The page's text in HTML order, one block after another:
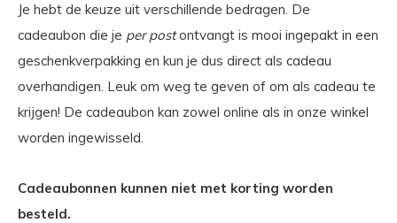
Je hebt de keuze uit verschillende bedragen. De
cadeaubon die je per postontvangt is mooi ingepakt in een
geschenkverpakking en kun je dus direct als cadeau
overhandigen. Leuk om weg te geven of om als cadeau te
krijgen! De cadeaubon kan zowel online als in onze winkel
worden ingewisseld.
Cadeaubonnen kunnen niet met korting worden
besteld.